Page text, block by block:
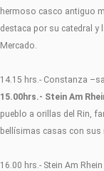
hermoso casco antiguo
destaca por su catedral y
Mercado.
14.15 hrs.- Constanza
15.00hrs.- Stein Am
pueblo a orillas del Rin,
bellísimas casas con sus
16.00 hrs.- Stein Am Rhein